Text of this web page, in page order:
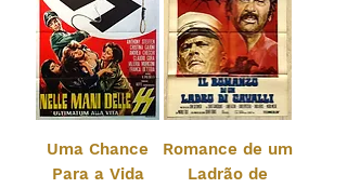
Uma Chance
Para a Vida
Romance de um
Ladrão de